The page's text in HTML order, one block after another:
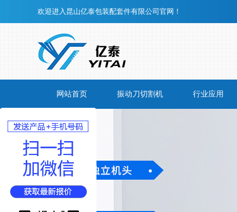
欢迎进入昆山亿泰包装配套件有限公司官网！
网站首页 振动刀切割机 行业应用